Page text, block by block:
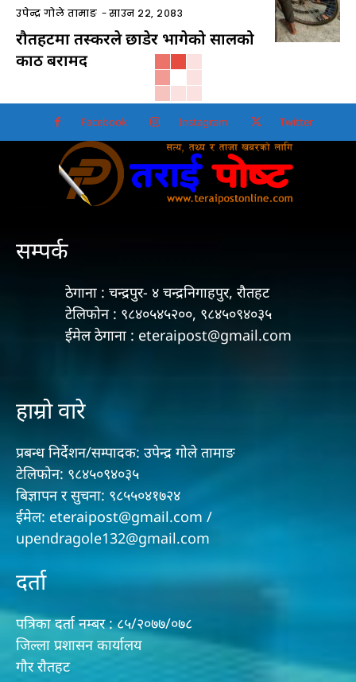
उपेन्द्र गोले तामाङ -साउन २२, २०८३
रौतहटमा तस्करले छाडेर भागेको सालको
काठ बरामद
Facebook Instagram Twitter
सम्पर्क
ठेगाना : चन्द्रपुर- ४ चन्द्रनिगाहपुर, रौतहट
टेलिफोन : ९८४०५४५२००, ९८४५०९४०३५
ईमेल ठेगाना : eteraipost@gmail.com
हाम्रो वारे
प्रबन्ध निर्देशन/सम्पादक: उपेन्द्र गोले तामाङ
टेलिफोन: ९८४५०९४०३५
बिज्ञापन र सुचना: ९८५५०४१७२४
ईमेल: eteraipost@gmail.com /
upendragole132@gmail.com
दर्ता
पत्रिका दर्ता नम्बर : ८५/२०७७/०७८
जिल्ला प्रशासन कार्यालय
गौर राैतहट